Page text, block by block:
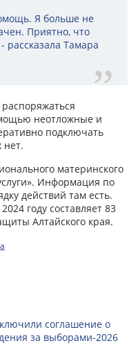
Я больше не
Приятно, что
рассказала Тамара
неотложные и
подключать
нет.
материнского
Информация по
действий там есть.
году составляет 83
Алтайского края.
соглашение о
за выборами-2026